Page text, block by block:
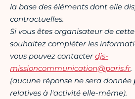
la base des éléments dont elle
contractuelles.
Si vous êtes organisateur de
souhaitez compléter les
vous pouvez contacterdjs-
missioncommunication@paris.fr.
(aucune réponse ne sera donnée
relatives à l'activité elle-même).